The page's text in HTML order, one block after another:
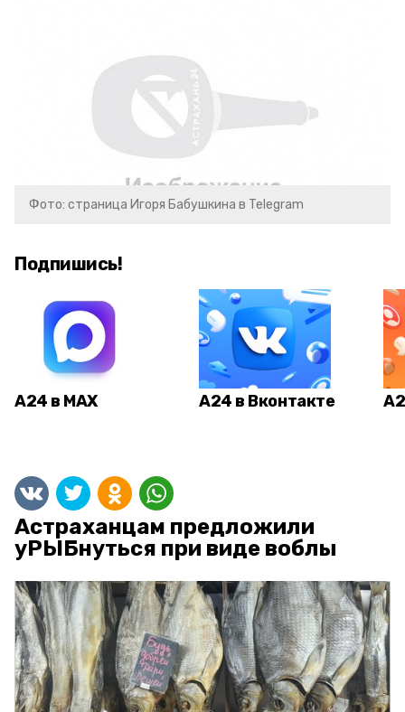
Фото: страница Игоря Бабушкина в Telegram
Подпишись!
А24 в MAX А24 в Вконтакте
Астраханцам предложили
уРЫБнуться при виде воблы